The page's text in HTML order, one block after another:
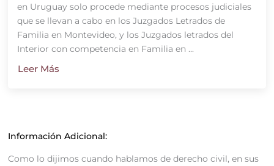
en Uruguay solo procede mediante procesos judiciales
que se llevan a cabo en los Juzgados Letrados de
Familia en Montevideo, y los Juzgados letrados del
Interior con competencia en Familia en ...
Leer Más
Información Adicional:
Como lo dijimos cuando hablamos de derecho civil, en sus